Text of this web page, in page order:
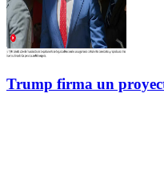
Trump firma un